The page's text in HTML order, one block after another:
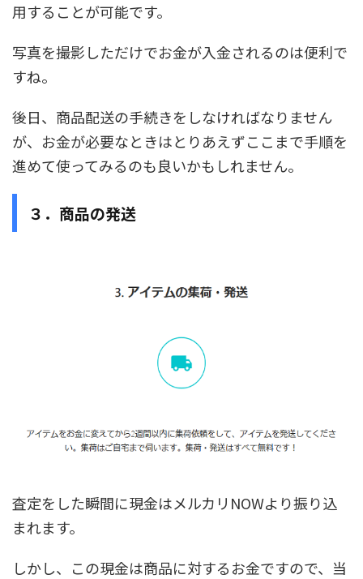
用することが可能です。
写真を撮影しただけでお金が入金されるのは便利で
すね。
後日、商品配送の手続きをしなければなりません
が、お金が必要なときはとりあえずここまで手順を
進めて使ってみるのも良いかもしれません。
３．商品の発送
査定をした瞬間に現金はメルカリNOWより振り込
まれます。
しかし、この現金は商品に対するお金ですので、当